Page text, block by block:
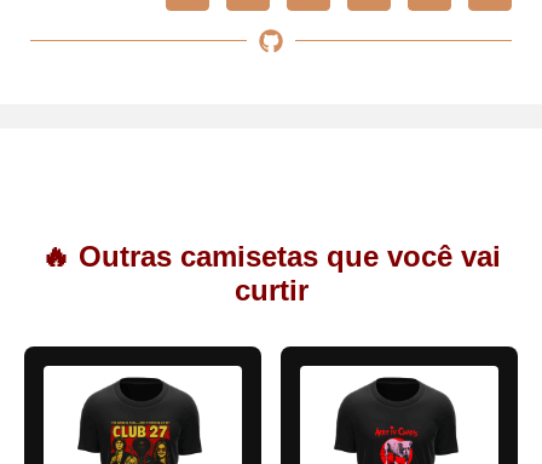
🔥 Outras camisetas que você vai
curtir